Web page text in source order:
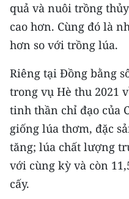
Media Du lịch
Media Thế giới
Media Thể thao
Media Giáo dục
Media Y tế
Media Khoa học -
Media Môi trường
quả và nuôi trồng
cao hơn. Cùng đó là
hơn so với trồng lúa.
Riêng tại Đồng bằng
trong vụ Hè thu 2021
tinh thần chỉ đạo của
giống lúa thơm, đặc
tăng; lúa chất lượng
với cùng kỳ và còn
cấy.